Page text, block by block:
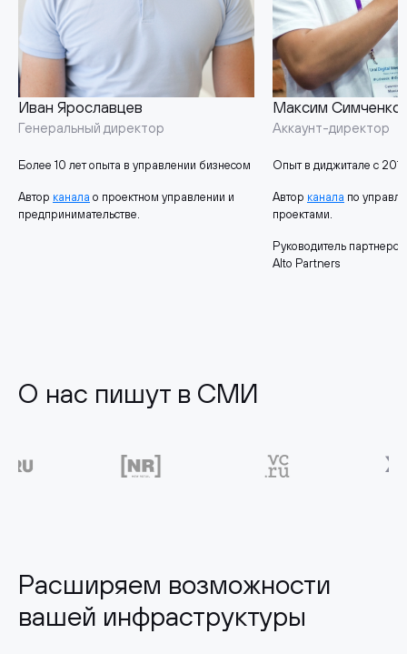
Иван Ярославцев
Генеральный директор
Более 10 лет опыта в управлении бизнесом
Автор канала о проектном управлении и
предпринимательстве.
Максим Симченко
Аккаунт-директор
Опыт в диджитале с
Автор канала по
проектами.
Руководитель
Alto Partners
О нас пишут в СМИ
Расширяем возможности
вашей инфраструктуры